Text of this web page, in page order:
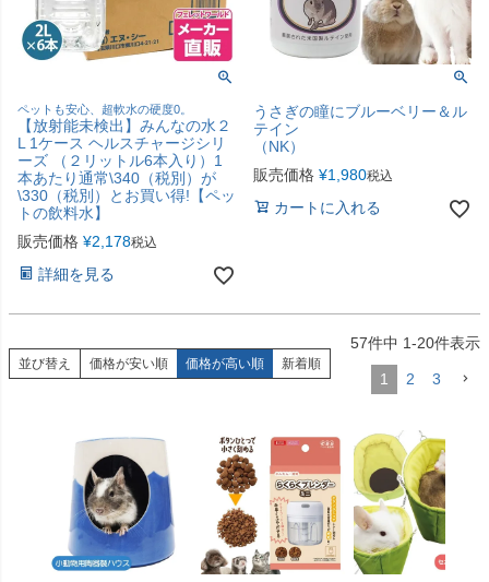
ペットも安心、超軟水の硬度0。
【放射能未検出】みんなの水２
L 1ケース ヘルスチャージシリ
ーズ （２リットル6本入り）1
本あたり通常\340（税別）が
\330（税別）とお買い得!【ペッ
トの飲料水】
販売価格 ¥2,178税込
詳細を見る
うさぎの瞳にブルーベリー＆ル
テイン
（NK）
販売価格 ¥1,980税込
カートに入れる
並び替え 価格が安い順 価格が高い順 新着順
57件中 1-20件表示
1 2 3